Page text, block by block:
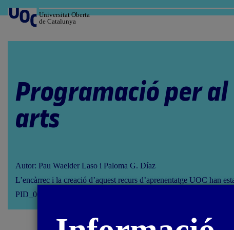
al
contingut
Universitat Oberta
de Catalunya
Programació per al
arts
Autor: Pau Waelder Laso i Paloma G. Díaz
L’encàrrec i la creació d’aquest recurs d’aprenentatge UOC han
PID_00258584